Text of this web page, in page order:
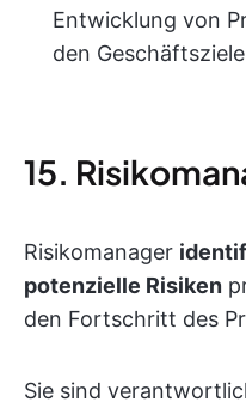
Entwicklung von
den
15.
Risikomanager
potenzielle Risiken
den Fortschritt des
Sie sind